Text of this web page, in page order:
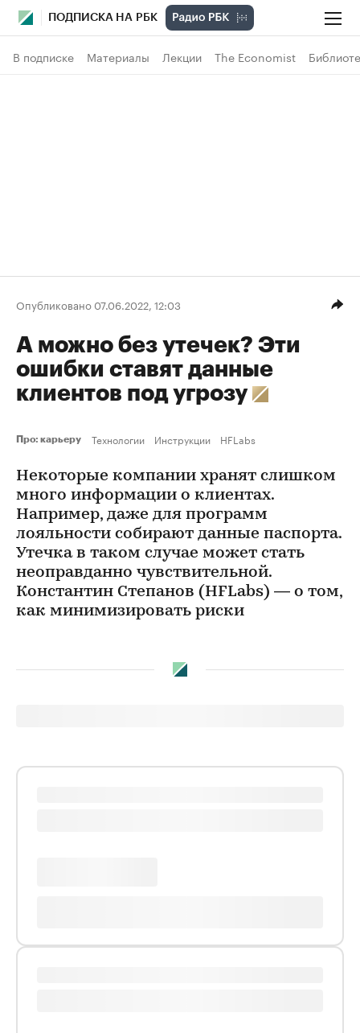
ПОДПИСКА НА РБК
В подписке Материалы Лекции The Economist
Опубликовано 07.06.2022, 12:03
А можно без утечек? Эти
ошибки ставят данные
клиентов под угрозу
Про: карьеру Технологии Инструкции HFLabs
Некоторые компании хранят слишком
много информации о клиентах.
Например, даже для программ
лояльности собирают данные паспорта.
Утечка в таком случае может стать
неоправданно чувствительной.
Константин Степанов (HFLabs) — о том,
как минимизировать риски